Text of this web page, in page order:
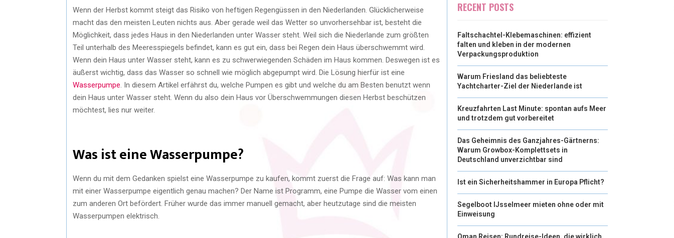
Wenn der Herbst kommt steigt das Risiko von heftigen Regengüssen in den Niederlanden. Glücklicherweise
macht das den meisten Leuten nichts aus. Aber gerade weil das Wetter so unvorhersehbar ist, besteht die
Möglichkeit, dass jedes Haus in den Niederlanden unter Wasser steht. Weil sich die Niederlande zum größten
Teil unterhalb des Meeresspiegels befindet, kann es gut ein, dass bei Regen dein Haus überschwemmt wird.
Wenn dein Haus unter Wasser steht, kann es zu schwerwiegenden Schäden im Haus kommen. Deswegen ist es
äußerst wichtig, dass das Wasser so schnell wie möglich abgepumpt wird. Die Lösung hierfür ist eine
Wasserpumpe . In diesem Artikel erfährst du, welche Pumpen es gibt und welche du am Besten benutzt wenn
dein Haus unter Wasser steht. Wenn du also dein Haus vor Überschwemmungen diesen Herbst beschützen
möchtest, lies nur weiter.
Was ist eine Wasserpumpe?
Wenn du mit dem Gedanken spielst eine Wasserpumpe zu kaufen, kommt zuerst die Frage auf: Was kann man
mit einer Wasserpumpe eigentlich genau machen? Der Name ist Programm, eine Pumpe die Wasser vom einen
zum anderen Ort befördert. Früher wurde das immer manuell gemacht, aber heutzutage sind die meisten
Wasserpumpen elektrisch.
RECENT POSTS
Faltschachtel-Klebemaschinen: effizient
falten und kleben in der modernen
Verpackungsproduktion
Warum Friesland das beliebteste
Yachtcharter-Ziel der Niederlande ist
Kreuzfahrten Last Minute: spontan aufs Meer
und trotzdem gut vorbereitet
Das Geheimnis des Ganzjahres-Gärtnerns:
Warum Growbox-Komplettsets in
Deutschland unverzichtbar sind
Ist ein Sicherheitshammer in Europa Pflicht?
Segelboot IJsselmeer mieten ohne oder mit
Einweisung